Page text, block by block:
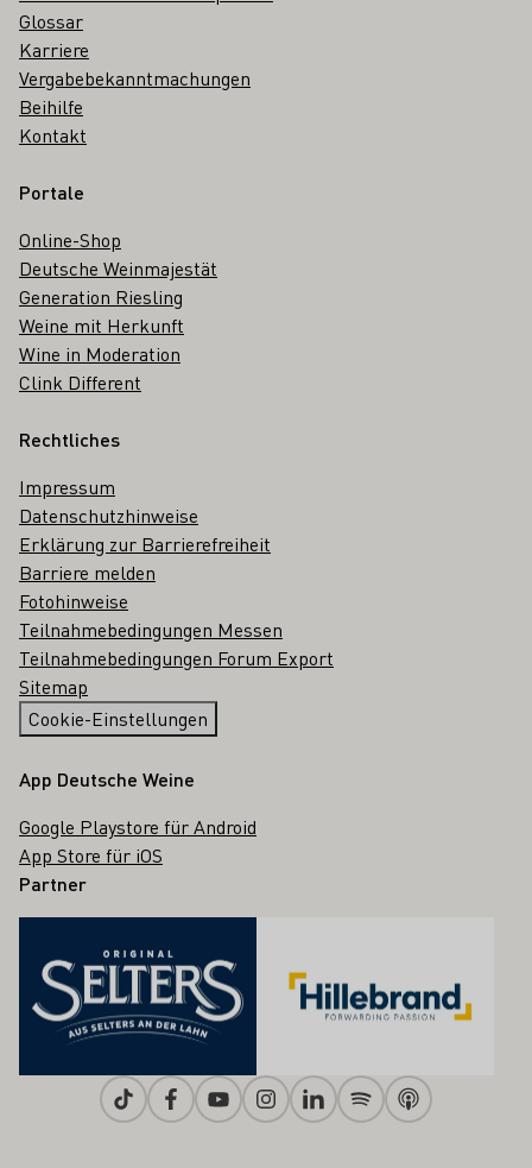
Glossar
Karriere
Vergabebekanntmachungen
Beihilfe
Kontakt
Portale
Online-Shop
Deutsche Weinmajestät
Generation Riesling
Weine mit Herkunft
Wine in Moderation
Clink Different
Rechtliches
Impressum
Datenschutzhinweise
Erklärung zur Barrierefreiheit
Barriere melden
Fotohinweise
Teilnahmebedingungen Messen
Teilnahmebedingungen Forum Export
Sitemap
Cookie-Einstellungen
App Deutsche Weine
Google Playstore für Android
App Store für iOS
Partner
TiktokFacebookYoutubeInstagramLinkedinSpotifyApple